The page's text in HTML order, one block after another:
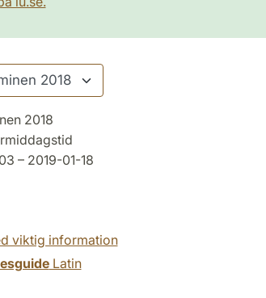
2018
– 2019-01-18
viktig information
Latin